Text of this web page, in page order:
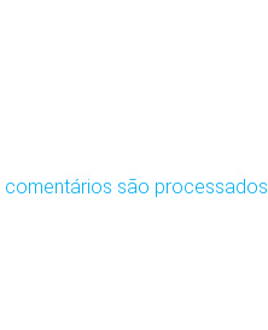
são processados